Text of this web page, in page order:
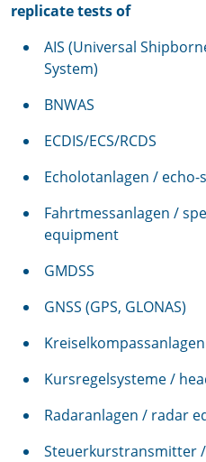
replicate tests of
AIS (Universal
System)
BNWAS
ECDIS/ECS/RCDS
Echolotanlagen /
Fahrtmessanlagen /
equipment
GMDSS
GNSS (GPS, GLONAS)
Kursregelsysteme /
Radaranlagen / radar
Steuerkurstransmitter